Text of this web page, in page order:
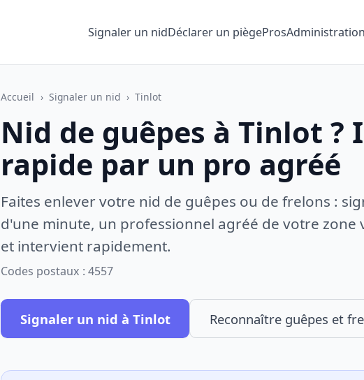
Signaler un nidDéclarer un piègePros
Accueil › Signaler un nid › Tinlot
Nid de guêpes à Tinlot
rapide par un pro agréé
Faites enlever votre nid de guêpes ou de frelons :
d'une minute, un professionnel agréé de votre zone
et intervient rapidement.
Codes postaux : 4557
Signaler un nid à Tinlot Reconnaître guêpes et